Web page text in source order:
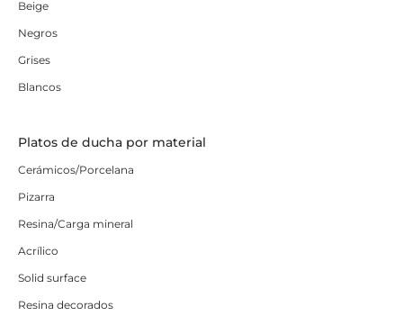
Beige
Negros
Grises
Blancos
Platos de ducha por material
Cerámicos/Porcelana
Pizarra
Resina/Carga mineral
Acrílico
Solid surface
Resina decorados